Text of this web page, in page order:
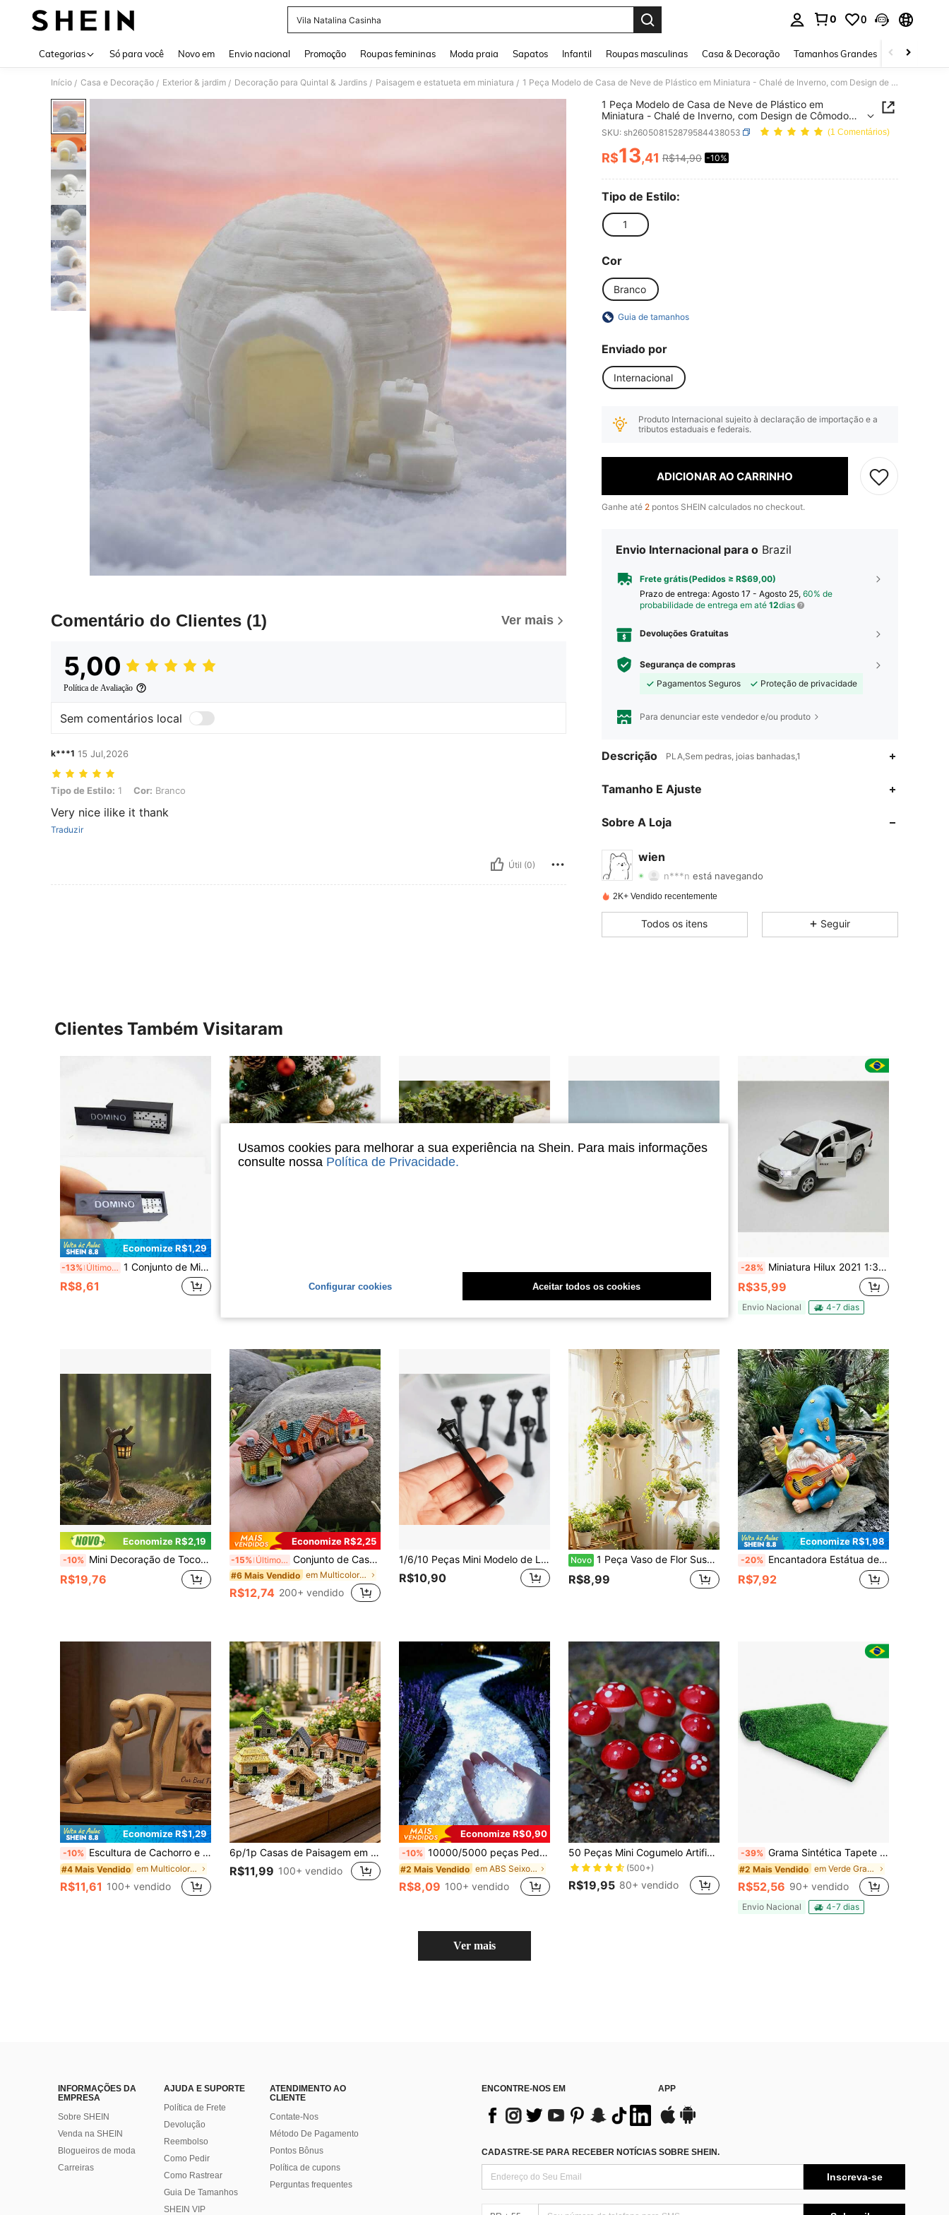
Vila Natalina Casinha
0 0
Categorias Só para você Novo em Envio nacional Promoção Roupas femininas Moda praia Sapatos Infantil Roupas masculinas Casa & Decoração Tamanhos Grandes Joias e
Início / Casa e Decoração / Exterior & jardim / Decoração para Quintal & Jardins / Paisagem e estatueta em miniatura / 1 Peça Modelo de Casa de Neve de Plástico em Miniatura - Chalé de Inverno, com Design de Cômodo em Miniatura Detalhado, Adequado para Decoração de Natal, Modelo de Paisagem, Cenário de Aldeia de Neve e Exposição Polar
Comentário do Clientes (1) Ver mais
5,00
Política de Avaliação
Sem comentários local
k***1 15 Jul,2026
Tipo de Estilo: 1, Cor: Branco
Tipo de Estilo: 1 Cor: Branco
Very nice ilike it thank
Traduzir
Útil (0)
1 Peça Modelo de Casa de Neve de Plástico em
Miniatura - Chalé de Inverno, com Design de Cômodo
em Miniatura Detalhado, Adequado para Decoração de
Natal, Modelo de Paisagem, Cenário de Aldeia de Neve
e Exposição Polar
SKU: sh260508152879584438053 (1 Comentários)
PRICE AND AVAILABILITY
R$13,41 R$14,90 -10%
Tipo de Estilo:
1
Cor
Branco
Guia de tamanhos
Enviado por
Internacional
Produto Internacional sujeito à declaração de importação e a
tributos estaduais e federais.
ADICIONAR AO CARRINHO
Ganhe até 2 pontos SHEIN calculados no checkout.
Envio Internacional para o Brazil
Frete grátis(Pedidos ≥ R$69,00)
Prazo de entrega: Agosto 17 - Agosto 25, 60% de
probabilidade de entrega em até 12dias
Devoluções Gratuitas
Segurança de compras
Pagamentos Seguros
Proteção de privacidade
Para denunciar este vendedor e/ou produto
Descrição PLA,Sem pedras, joias banhadas,1
Tamanho E Ajuste
Sobre A Loja
wien
4,43
4,43
4,43
n***n está navegando
4,43
2K+ Vendido recentemente
Todos os itens Seguir
Clientes Também Visitaram
Economize R$1,29
-13% Últimos 2 dias 1 Conjunto de Mini Dominós com Caixa de Armazenamento, Modelo de Dominós Pretos (Embalado), 28 Mini Dominós Realistas, Acessórios de Coleção de Casa Modelo, Decoração de Sala de Estar, Ornamento de Mesa, Adereços de Fotografia, Acessórios de Decoração DIY, Ornamento de Mesa, Decoração de Paisagem Micro, Ornamento de Paisagem Micro Mini, Ornamento de Mesa, Presente de Feriado, Presente de Halloween, Presente de Aniversário
R$8,61 R$16,19
-28% Miniatura Hilux 2021 1:36 Metal com Luz e Som Abre Portas Fricção Carro Coleção 12cm
R$35,99
Envio Nacional 4-7 dias
Economize R$2,19
-10% Mini Decoração de Toco de Árvore, Ornamento Miniatura de Jardim de Fadas, Adequado para Casa de Bonecas, Mesa, Estante, Terrário de Musgo e Decoração de Floresta Mágica, Sem Necessidade de Eletricidade
R$19,76
Economize R$2,25
-15% Último dia Conjunto de Casa de Jardim de Fadas 6/4/2/1 Peças, Casa de Musgo de Resina Simulada, Mini Chalé de Resina, Adequado para Recipientes de Vidro, Bonsai e Decoração Doméstica - Decoração Multifuncional Interna/Externa, Decoração de Aquário
#6 Mais Vendido em Multicolorido Paisagem e Estatueta em Miniatura
R$12,74 200+ vendido
1/6/10 Peças Mini Modelo de Luz de Rua Micro, Lâmpada de Óleo Vintage, Luz de Rua Criativa de Natal, Luz de Rua de Trem Ferroviário, Poste de Luz de Caminho Exterior Preto, Artesanato de Resina Durável, Para Decoração de Casa de Bonecas, Decoração de Paisagem Micro, Jardim de Fadas e Natal
R$10,90
Novo 1 Peça Vaso de Flor Suspenso, Vaso de Flor com Design de Bailarina, Vaso de Flor com Design de Sereia, Vaso de Flor com Design de Fada, Adequado para Suculentas, Decoração de Jardim Externo, Decoração Doméstica, Vaso de Flor com Gancho de Corrente Leve, Adequado para Varanda, Decoração de Alpendre, Decoração de Restaurante, Volta às Aulas, Halloween, Presente de Natal, Presente Essencial, Essencial Doméstico, Essencial de Jardim
R$8,99
Economize R$1,98
-20% Encantadora Estátua de Resina de Anão com Violão - Ideal para Jardim, Pátio e Decoração Doméstica, Complementa a Decoração de Qualquer Ambiente, Ótimo Presente para Entusiastas de Atividades ao Ar Livre, Feriados ou Aniversários
R$7,92
Economize R$1,29
-10% Escultura de Cachorro e Pequena Estatueta - Decoração Fofa para Casa, Estatueta de Cachorro em Arenito Pode Ser Colocada em Estantes, Escritórios e Salas de Estar, Um Presente Memorável e Atencioso para Amantes de Animais de Estimação.
#4 Mais Vendido em Multicolorido Paisagem e Estatueta em Miniatura
R$11,61 100+ vendido
6p/1p Casas de Paisagem em Miniatura, Estátuas de Resina de Mini Vila, Ornamento de Paisagem Micro de Chalé de Palha, Para Construção de Paisagem de Modelo, Terreno de Mesa, Jardim de Fadas DIY, Decoração de Bonsai e Suculentas e Decoração de Vaso de Flores em Recipiente de Vidro
R$11,99 100+ vendido
Economize R$0,90
-10% 10000/5000 peças Pedras que Brilham no Escuro, Pedregulhos Decorativos Luminosos Coloridos, Múltiplas Cores Disponíveis. Estas Pedras Fluorescentes para Uso Externo são Adequadas para Design de Paisagem, Podem ser Usadas como Pedras Decorativas DIY para Uso Externo em Jardins, Quintais, Varandas, Gramados, Caminhos, Aquários, Vasos de Flores e Também para Decorações de Festas e Feriados. O Produto é À Prova d'Água e Durável, Especificamente para Paisagem Doméstica e Externa, Pedras Luminosas para Decoração de Feriados.
#2 Mais Vendido em ABS Seixos Decorativos
R$8,09 100+ vendido
50 Peças Mini Cogumelo Artificial de Resina, Cogumelo de Resina de Tamanho Aleatório, Miniaturas de Paisagem de Jardim de Fadas, Decoração de Terrário de Musgo, Paisagem de Micro Vasos
(500+)
R$19,95 80+ vendido
-39% Grama Sintética Tapete (1m²) 200cm x 50cm Decoração 12mm
#2 Mais Vendido em Verde Grama artificial
R$52,56 90+ vendido
Envio Nacional 4-7 dias
Ver mais
INFORMAÇÕES DA
EMPRESA
Sobre SHEIN
Venda na SHEIN
Blogueiros de moda
Carreiras
AJUDA E SUPORTE
Política de Frete
Devolução
Reembolso
Como Pedir
Como Rastrear
Guia De Tamanhos
SHEIN VIP
ATENDIMENTO AO
CLIENTE
Contate-Nos
Método De Pagamento
Pontos Bônus
Política de cupons
Perguntas frequentes
ENCONTRE-NOS EM APP
CADASTRE-SE PARA RECEBER NOTÍCIAS SOBRE SHEIN.
Inscreva-se
Usamos cookies para melhorar a sua experiência na Shein. Para mais informações
consulte nossa Política de Privacidade.
Configurar cookies Aceitar todos os cookies